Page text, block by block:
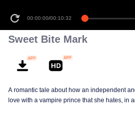
00:00:00/00:10:32
Sweet Bite Mark
A romantic tale about how an independent
love with a vampire prince that she hates, in